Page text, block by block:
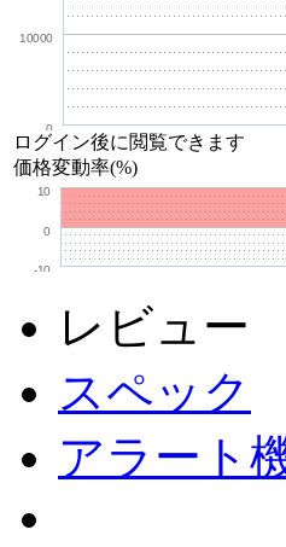
0
10000
ログイン後に閲覧できます
価格変動率(%)
-10
0
10
レビュー
スペック
アラート